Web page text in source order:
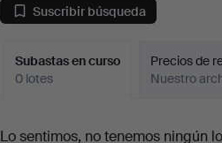
Suscribir búsqueda
Subastas en curso
0 lotes
Precios de
Nuestro
Subastas
Lo sentimos, no tenemos ningún